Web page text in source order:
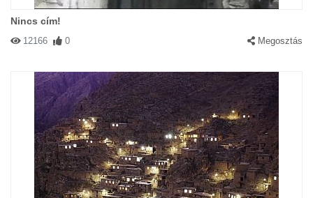
Nincs cím!
12166 0 Megosztás